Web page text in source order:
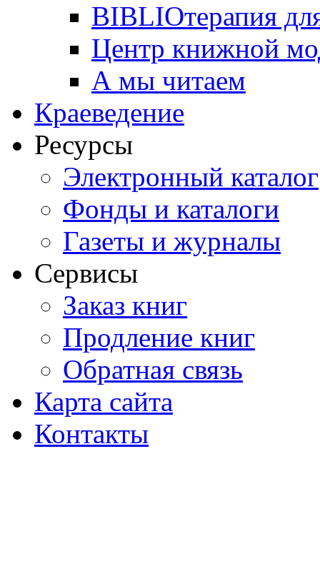
BIBLIOтерапия
Центр книжной
А мы читаем
Краеведение
Ресурсы
Электронный каталог
Фонды и каталоги
Газеты и журналы
Сервисы
Заказ книг
Продление книг
Обратная связь
Карта сайта
Контакты